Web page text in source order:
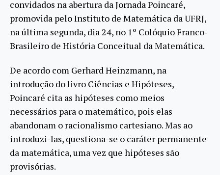
convidados na abertura da Jornada Poincaré,
promovida pelo Instituto de Matemática da UFRJ,
na última segunda, dia 24, no 1º Colóquio Franco-
Brasileiro de História Conceitual da Matemática.
De acordo com Gerhard Heinzmann, na
introdução do livro Ciências e Hipóteses,
Poincaré cita as hipóteses como meios
necessários para o matemático, pois elas
abandonam o racionalismo cartesiano. Mas ao
introduzi-las, questiona-se o caráter permanente
da matemática, uma vez que hipóteses são
provisórias.